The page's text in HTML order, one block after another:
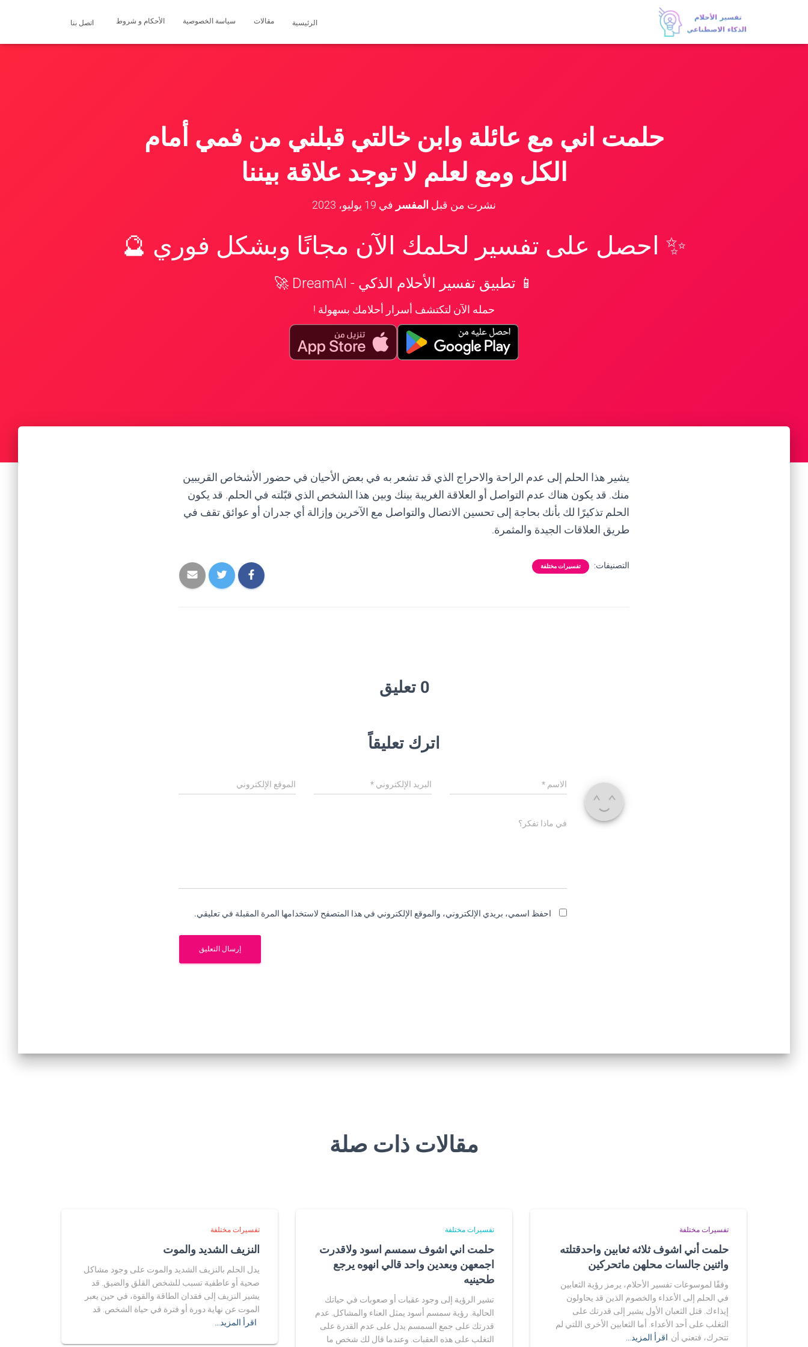
الرئيسية مقالات سياسة الخصوصية الأحكام و شروط اتصل بنا
حلمت اني مع عائلة وابن خالتي قبلني من فمي أمام
الكل ومع لعلم لا توجد علاقة بيننا
نشرت من قبل المفسر في 19 يوليو، 2023
✨ احصل على تفسير لحلمك الآن مجانًا وبشكل فوري 🔮
📱 تطبيق تفسير الأحلام الذكي - DreamAI 🚀
حمله الآن لتكتشف أسرار أحلامك بسهولة !
يشير هذا الحلم إلى عدم الراحة والاحراج الذي قد تشعر به في بعض الأحيان في حضور الأشخاص القريبين
منك. قد يكون هناك عدم التواصل أو العلاقة الغريبة بينك وبين هذا الشخص الذي قبّلته في الحلم. قد يكون
الحلم تذكيرًا لك بأنك بحاجة إلى تحسين الاتصال والتواصل مع الآخرين وإزالة أي جدران أو عوائق تقف في
طريق العلاقات الجيدة والمثمرة.
التصنيفات: تفسيرات مختلفة
0 تعليق
اترك تعليقاً
الاسم * البريد الإلكتروني* الموقع الإلكتروني
في ماذا تفكر؟
احفظ اسمي، بريدي الإلكتروني، والموقع الإلكتروني في هذا المتصفح لاستخدامها المرة المقبلة في تعليقي.
مقالات ذات صلة
تفسيرات مختلفة
حلمت أني اشوف ثلاثه ثعابين واحدقتلته
واثنين جالسات محلهن ماتحركين
وفقًا لموسوعات تفسير الأحلام، يرمز رؤية الثعابين
في الحلم إلى الأعداء والخصوم الذين قد يحاولون
إيذاءك. قتل الثعبان الأول يشير إلى قدرتك على
التغلب على أحد الأعداء. أما الثعابين الأخرى اللتي لم
تتحرك، فتعني أن اقرأ المزيد…
تفسيرات مختلفة
حلمت اني اشوف سمسم اسود ولاقدرت
اجمعهن وبعدين واحد قالي انهوه يرجع
طحينيه
تشير الرؤية إلى وجود عقبات أو صعوبات في حياتك
الحالية. رؤية سمسم أسود يمثل العناء والمشاكل. عدم
قدرتك على جمع السمسم يدل على عدم القدرة على
التغلب على هذه العقبات. وعندما قال لك شخص ما
تفسيرات مختلفة
النزيف الشديد والموت
يدل الحلم بالنزيف الشديد والموت على وجود مشاكل
صحية أو عاطفية تسبب للشخص القلق والضيق. قد
يشير النزيف إلى فقدان الطاقة والقوة، في حين يعبر
الموت عن نهاية دورة أو فترة في حياة الشخص. قد
اقرأ المزيد…